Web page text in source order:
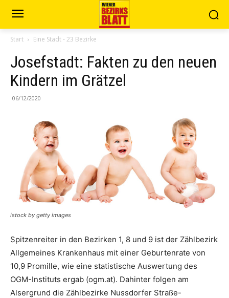
Start Eine Stadt - 23 Bezirke
Josefstadt: Fakten zu den neuen
Kindern im Grätzel
06/12/2020
istock by getty images
Spitzenreiter in den Bezir­ken 1, 8 und 9 ist der Zählbezirk
Allgemeines Krankenhaus mit einer ­Geburtenrate von
10,9 Promille, wie eine statistische Auswertung des
OGM-Instituts ergab (ogm.at). Dahin­ter folgen am
Alsergrund die Zählbezirke Nussdorfer Straße-